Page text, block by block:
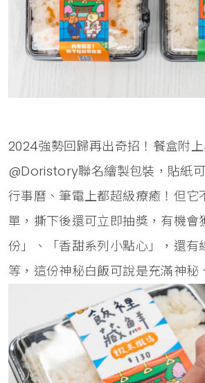
2024強勢回歸再出奇招！餐盒附
@Doristory聯名繪製包裝，貼紙
行事曆、筆電上都超級療癒！但它
單，撕下後還可立即抽獎，有機會
份」、「香甜系列小點心」，還有
等，這份神秘白飯可說是充滿神秘